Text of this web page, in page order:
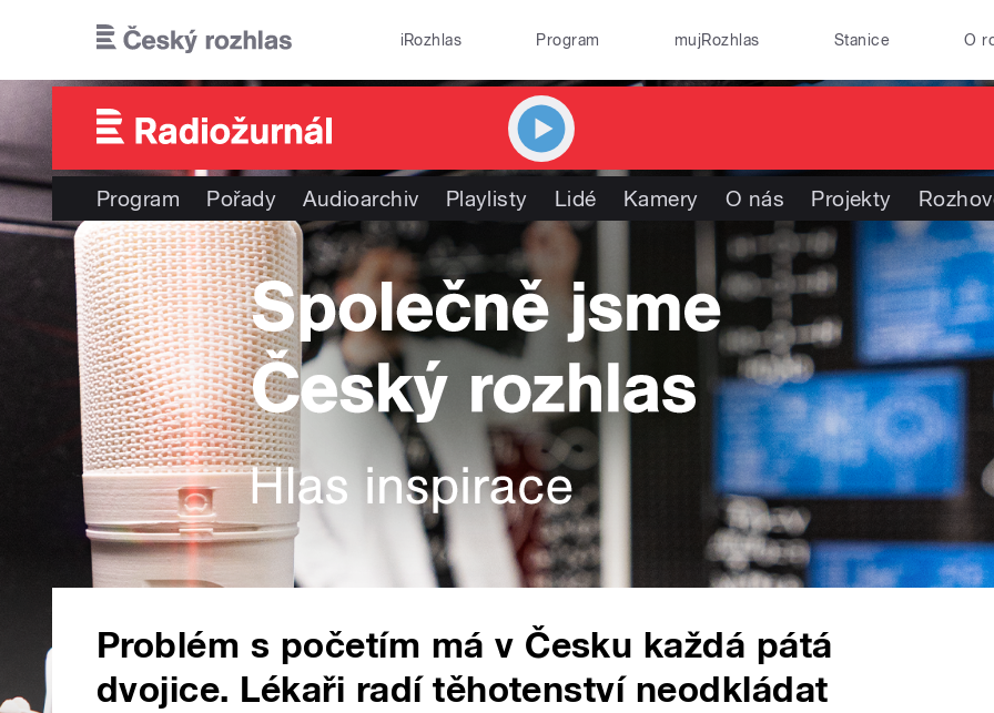
iRozhlas Program mujRozhlas Stanice O
Program Pořady Audioarchiv Playlisty Lidé Kamery O nás Projekty
Problém s početím má v Česku každá pátá
dvojice. Lékaři radí těhotenství neodkládat